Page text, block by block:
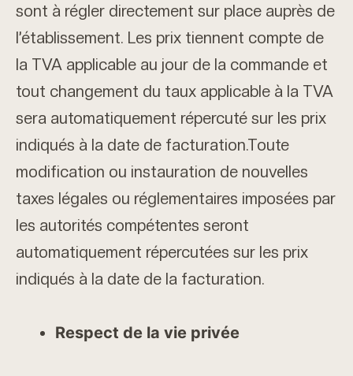
sont à régler directement sur place auprès de
l’établissement. Les prix tiennent compte de
la TVA applicable au jour de la commande et
tout changement du taux applicable à la TVA
sera automatiquement répercuté sur les prix
indiqués à la date de facturation.Toute
modification ou instauration de nouvelles
taxes légales ou réglementaires imposées par
les autorités compétentes seront
automatiquement répercutées sur les prix
indiqués à la date de la facturation.
Respect de la vie privée